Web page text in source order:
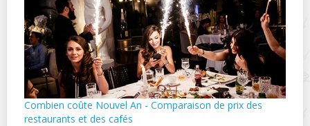
Combien coûte Nouvel An - Comparaison de prix des
restaurants et des cafés